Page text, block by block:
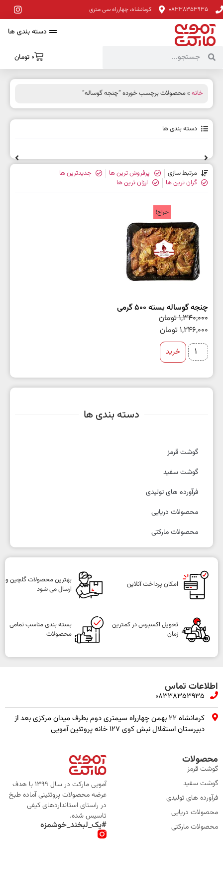
08338353935 کرمانشاه، چهارراه سی متری
دسته بندی ها
0 تومان
دسته بندی ها
گوشت قرمز
گوشت سفید
فرآورده های تولیدی
محصولات دریایی
محصولات مارکتی
خانه » محصولات برچسب خورده “چنجه گوساله”
دسته بندی ها
مرتبط سازی پرفروش ترین ها
جدیدترین ها
گران ترین ها
ارزان ترین ها
حراج!
چنجه گوساله بسته 500 گرمی
1,340,000تومان
1,246,000 تومان
خرید
امکان پرداخت آنلاین
بهترین محصولات گلچین و
ارسال می شود
تحویل اکسپرس در کمترین
زمان
بسته بندی مناسب تمامی
محصولات
اطلاعات تماس
08338353935
کرمانشاه ۲۲ بهمن چهارراه سیمتری دوم بطرف میدان مرکزی بعد از
دبیرستان استقلال نبش کوی ۱۲۷ خانه پروتئین آمویی
محصولات
گوشت قرمز
گوشت سفید
فرآورده های تولیدی
محصولات دریایی
محصولات مارکتی
آمویی مارکت در سال 1399 با هدف
عرضه محصولات پروتئینی آماده طبخ
در راستای استانداردهای کیفی
تاسیس شده.
#یک_لبخند_خوشمزه